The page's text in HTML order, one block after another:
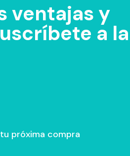
ventajas y
a la
próxima compra